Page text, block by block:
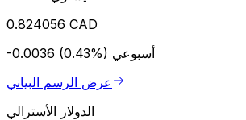
0.824056 CAD
-0.0036 (0.43%) أسبوعي
عرض الرسم البياني
الدولار الأسترالي